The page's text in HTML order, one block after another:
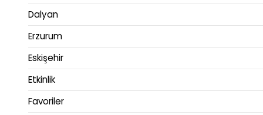
Dalyan
Erzurum
Eskişehir
Etkinlik
Favoriler